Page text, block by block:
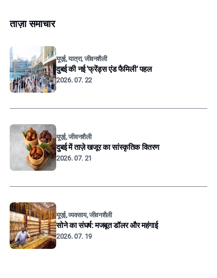
ताज़ा समाचार
यूएई, यात्रा, जीवनशैली
दुबई की नई 'फ्रेंड्स एंड फैमिली' पहल
2026. 07. 22
यूएई, जीवनशैली
दुबई में ताज़े खजूर का सांस्कृतिक वितरण
2026. 07. 21
यूएई, व्यवसाय, जीवनशैली
सोने का संघर्ष: मजबूत डॉलर और महंगाई
2026. 07. 19